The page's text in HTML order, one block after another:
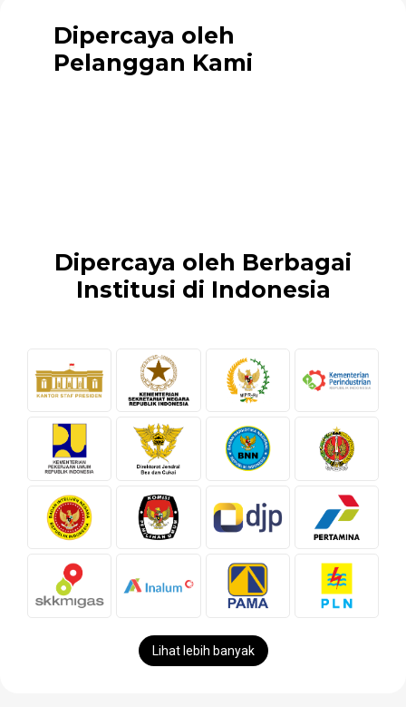
Dipercaya oleh
Pelanggan Kami
Dipercaya oleh Berbagai
Institusi di Indonesia
Lihat lebih banyak